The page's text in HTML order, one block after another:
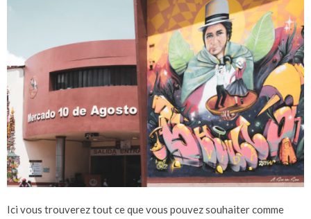
Ici vous trouverez tout ce que vous pouvez souhaiter comme